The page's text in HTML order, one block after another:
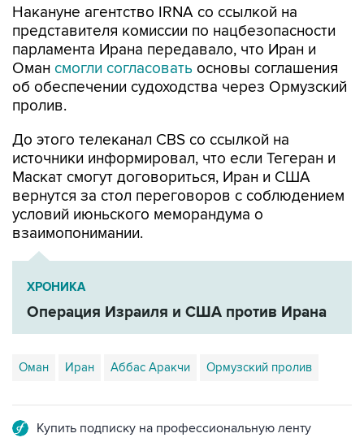
Накануне агентство IRNA со ссылкой на
представителя комиссии по нацбезопасности
парламента Ирана передавало, что Иран и
Оман смогли согласовать основы соглашения
об обеспечении судоходства через Ормузский
пролив.
До этого телеканал CBS со ссылкой на
источники информировал, что если Тегеран и
Маскат смогут договориться, Иран и США
вернутся за стол переговоров с соблюдением
условий июньского меморандума о
взаимопонимании.
ХРОНИКА
Операция Израиля и США против Ирана
Оман Иран Аббас Аракчи Ормузский пролив
Купить подписку на профессиональную ленту